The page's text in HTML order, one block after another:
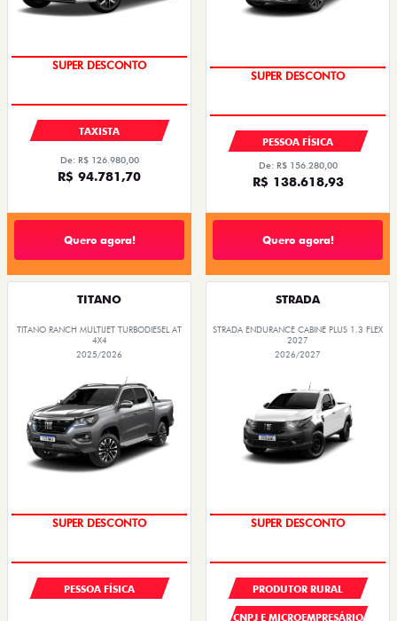
SUPER DESCONTO
TAXISTA
De: R$ 126.980,00
R$ 94.781,70
Quero agora!
SUPER DESCONTO
PESSOA FÍSICA
De: R$ 156.280,00
R$ 138.618,93
Quero agora!
TITANO
TITANO RANCH MULTIJET TURBODIESEL AT
4X4
2025/2026
SUPER DESCONTO
PESSOA FÍSICA
STRADA
STRADA ENDURANCE CABINE PLUS 1.3 FLEX
2027
2026/2027
SUPER DESCONTO
PRODUTOR RURAL
CNPJ E MICROEMPRESÁRIO